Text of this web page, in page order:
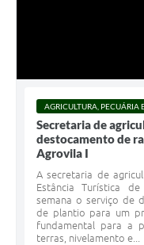
AGRICULTURA, PECUÁRIA E
Secretaria de
destocamento de
Agrovila I
A secretaria de
Estância Turística
semana o serviço de
de plantio para um
fundamental para a
terras, nivelamento e...